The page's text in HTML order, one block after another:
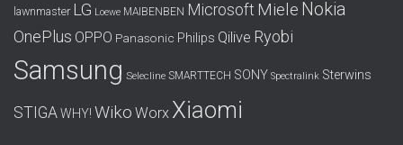
lawnmaster LG Loewe MAIBENBEN Microsoft Miele Nokia
OnePlus OPPO Panasonic Philips Qilive Ryobi
Samsung Selecline SMARTTECH SONY Spectralink Sterwins
STIGAWHY! Wiko Worx Xiaomi